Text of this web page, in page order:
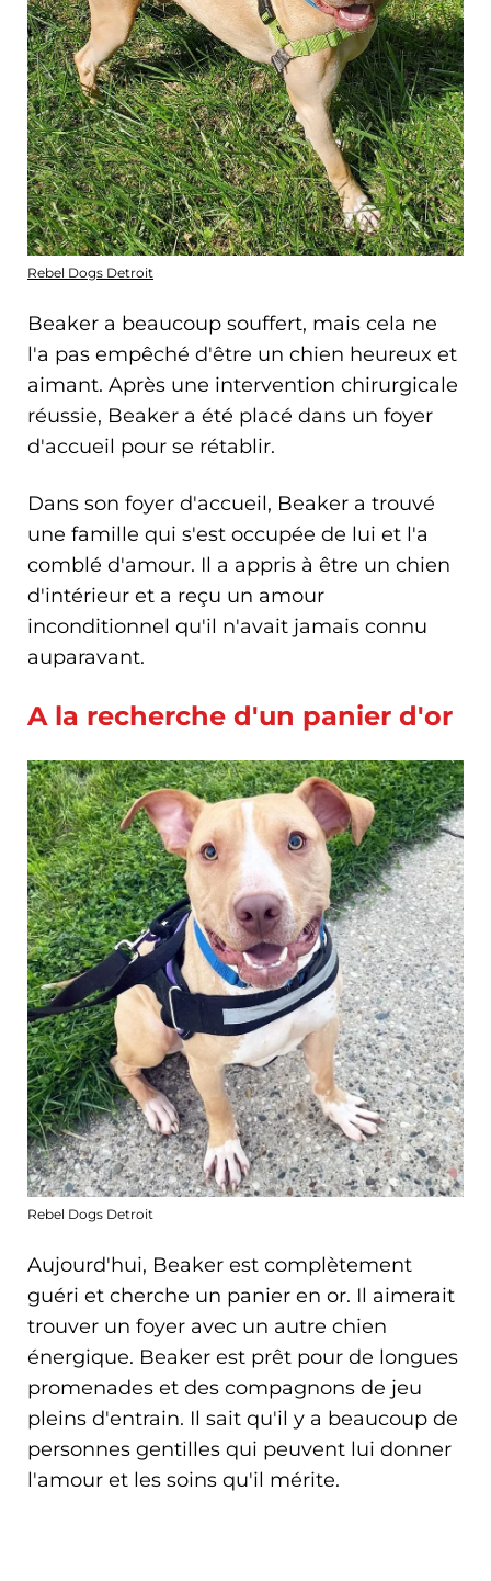
Rebel Dogs Detroit
Beaker a beaucoup souffert, mais cela ne
l'a pas empêché d'être un chien heureux et
aimant. Après une intervention chirurgicale
réussie, Beaker a été placé dans un foyer
d'accueil pour se rétablir.
Dans son foyer d'accueil, Beaker a trouvé
une famille qui s'est occupée de lui et l'a
comblé d'amour. Il a appris à être un chien
d'intérieur et a reçu un amour
inconditionnel qu'il n'avait jamais connu
auparavant.
A la recherche d'un panier d'or
Rebel Dogs Detroit
Aujourd'hui, Beaker est complètement
guéri et cherche un panier en or. Il aimerait
trouver un foyer avec un autre chien
énergique. Beaker est prêt pour de longues
promenades et des compagnons de jeu
pleins d'entrain. Il sait qu'il y a beaucoup de
personnes gentilles qui peuvent lui donner
l'amour et les soins qu'il mérite.